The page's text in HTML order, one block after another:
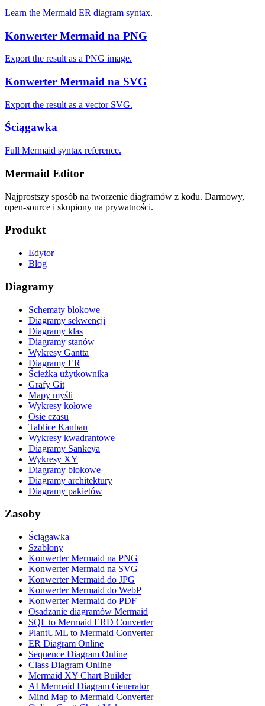
Learn the Mermaid ER diagram syntax.
Konwerter Mermaid na PNG
Export the result as a PNG image.
Konwerter Mermaid na SVG
Export the result as a vector SVG.
Ściągawka
Full Mermaid syntax reference.
Mermaid Editor
Najprostszy sposób na tworzenie diagramów z kodu. Darmowy,
open-source i skupiony na prywatności.
Produkt
Edytor
Blog
Diagramy
Schematy blokowe
Diagramy sekwencji
Diagramy klas
Diagramy stanów
Wykresy Gantta
Diagramy ER
Ścieżka użytkownika
Grafy Git
Mapy myśli
Wykresy kołowe
Osie czasu
Tablice Kanban
Wykresy kwadrantowe
Diagramy Sankeya
Wykresy XY
Diagramy blokowe
Diagramy architektury
Diagramy pakietów
Zasoby
Ściągawka
Szablony
Konwerter Mermaid na PNG
Konwerter Mermaid na SVG
Konwerter Mermaid do JPG
Konwerter Mermaid do WebP
Konwerter Mermaid do PDF
Osadzanie diagramów Mermaid
SQL to Mermaid ERD Converter
PlantUML to Mermaid Converter
ER Diagram Online
Sequence Diagram Online
Class Diagram Online
Mermaid XY Chart Builder
AI Mermaid Diagram Generator
Mind Map to Mermaid Converter